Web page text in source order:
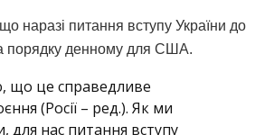
наразі питання вступу України до
порядку денному для США.
що це справедливе
(Росії – ред.). Як ми
для нас питання вступу